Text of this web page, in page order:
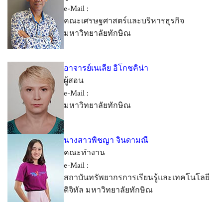
e-Mail :
คณะเศรษฐศาสตร์และบริหารธุรกิจ
มหาวิทยาลัยทักษิณ
อาจารย์เนเลีย อิโกชคิน่า
ผู้สอน
e-Mail :
มหาวิทยาลัยทักษิณ
นางสาวพิชญา จินดามณี
คณะทำงาน
e-Mail :
สถาบันทรัพยากรการเรียนรู้และเทคโนโลยี
ดิจิทัล มหาวิทยาลัยทักษิณ